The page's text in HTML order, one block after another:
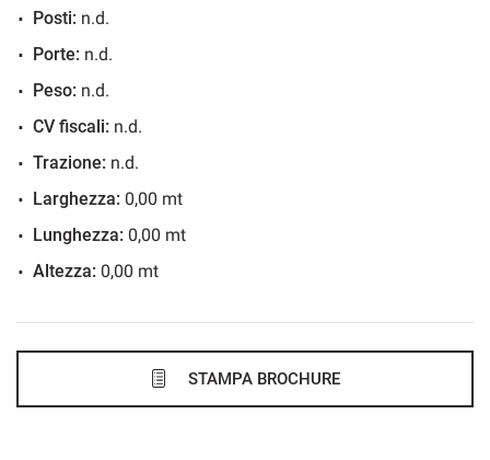
48 Mesi
610€/mese
36 Mesi
626€/mese
Posti: n.d.
Porte: n.d.
Peso: n.d.
CV fiscali: n.d.
Trazione: n.d.
Larghezza: 0,00 mt
Lunghezza: 0,00 mt
Altezza: 0,00 mt
STAMPA BROCHURE